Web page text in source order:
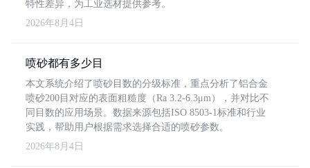
特性差异，为工业选材提供参考。
2026年8月4日
喷砂都有多少目
本文系统介绍了喷砂目数的分级标准，重点分析了铝合金
喷砂200目对应的表面粗糙度（Ra 3.2-6.3μm），并对比不
同目数的应用场景。数据来源包括ISO 8503-1标准和行业
实践，帮助用户根据需求选择合适的喷砂参数。
2026年8月4日